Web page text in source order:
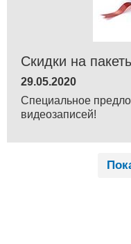
Скидки на
29.05.2020
Специальное
видеозаписей!